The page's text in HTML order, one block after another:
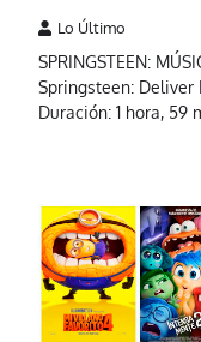
Lo Último
SPRINGSTEEN:
Springsteen: Deliver
Duración: 1 hora, 59